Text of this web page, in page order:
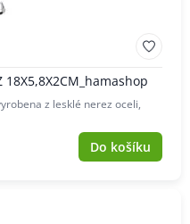
18X5,8X2CM_hamashop
z lesklé nerez oceli,
Do košíku